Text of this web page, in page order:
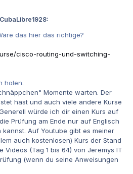
das hier das richtige?
cisco-routing-und-switching-
holen.
Momente warten. Der
hast und auch viele andere Kurse
würde ich dir einen Kurs auf
Prüfung am Ende nur auf Englisch
Auf Youtube gibt es meiner
auch kostenlosen) Kurs der Stand
Videos (Tag 1 bis 64) von Jeremys IT
(wenn du seine Anweisungen